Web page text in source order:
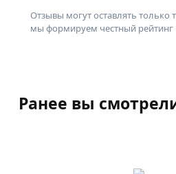
Отзывы могут оставлять только
мы формируем честный рейтинг
Ранее вы